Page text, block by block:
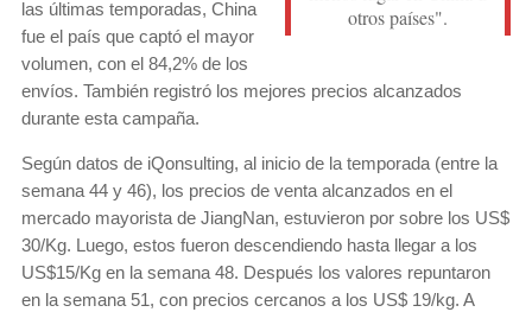
otros países".
las últimas temporadas, China
fue el país que captó el mayor
volumen, con el 84,2% de los
envíos. También registró los mejores precios alcanzados
durante esta campaña.
Según datos de iQonsulting, al inicio de la temporada (entre la
semana 44 y 46), los precios de venta alcanzados en el
mercado mayorista de JiangNan, estuvieron por sobre los US$
30/Kg. Luego, estos fueron descendiendo hasta llegar a los
US$15/Kg en la semana 48. Después los valores repuntaron
en la semana 51, con precios cercanos a los US$ 19/kg. A